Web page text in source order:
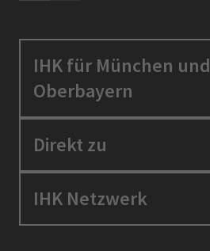
IHK für München und
Oberbayern
Standortpolitik
Berufszugang
Direkt zu
Positionen
IHK Netzwerk